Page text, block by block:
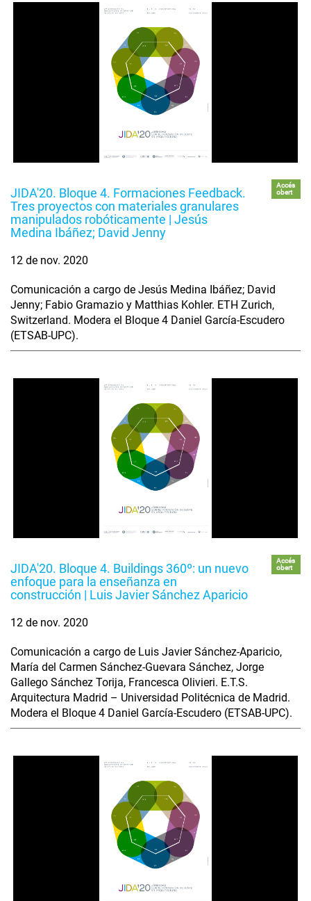
JIDA'20. Bloque 4. Formaciones Feedback.
Tres proyectos con materiales granulares
manipulados robóticamente | Jesús
Medina Ibáñez; David Jenny
Accés
obert
12 de nov. 2020
Comunicación a cargo de Jesús Medina Ibáñez; David
Jenny; Fabio Gramazio y Matthias Kohler. ETH Zurich,
Switzerland. Modera el Bloque 4 Daniel García-Escudero
(ETSAB-UPC).
JIDA'20. Bloque 4. Buildings 360º: un nuevo
enfoque para la enseñanza en
construcción | Luis Javier Sánchez Aparicio
Accés
obert
12 de nov. 2020
Comunicación a cargo de Luis Javier Sánchez-Aparicio,
María del Carmen Sánchez-Guevara Sánchez, Jorge
Gallego Sánchez Torija, Francesca Olivieri. E.T.S.
Arquitectura Madrid – Universidad Politécnica de Madrid.
Modera el Bloque 4 Daniel García-Escudero (ETSAB-UPC).